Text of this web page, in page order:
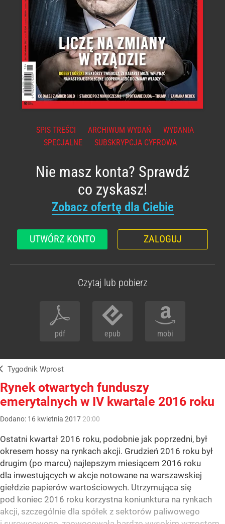
SPIS TREŚCI ARCHIWUM WYDAŃ
WYDANIA
SPECJALNE
SUBSKRYPCJA CYFROWA
Nie masz konta? Sprawdź
co zyskasz!
Zobacz ofertę dla Ciebie
UTWÓRZ KONTO ZALOGUJ
Czytaj lub pobierz
pdf epub mobi
Tygodnik Wprost
Rynek otwartych funduszy
emerytalnych w IV kwartale 2016 roku
Dodano: 16 kwietnia 2017 20:00
Ostatni kwartał 2016 roku, podobnie jak poprzedni, był
okresem hossy na rynkach akcji. Grudzień 2016 roku był
drugim (po marcu) najlepszym miesiącem 2016 roku
dla inwestujących w akcje notowane na warszawskiej
giełdzie papierów wartościowych. Utrzymująca się
pod koniec 2016 roku korzystna koniunktura na rynkach
akcji, szczególnie dla spółek z sektorów paliwowego